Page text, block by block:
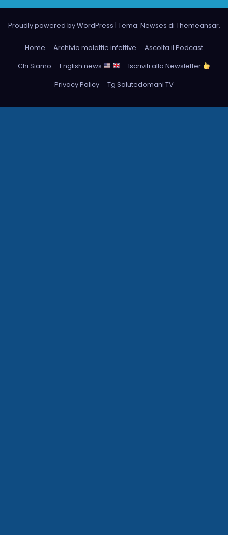
Proudly powered by WordPress | Tema: Newses di Themeansar.
Home Archivio malattie infettive
Ascolta il Podcast
Chi Siamo
English news
Iscriviti alla Newsletter
Privacy Policy
Tg Salutedomani TV